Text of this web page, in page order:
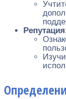
Репутация